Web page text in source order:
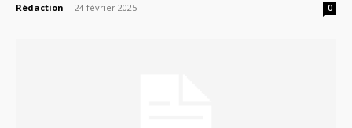
Rédaction - 24 février 2025 0